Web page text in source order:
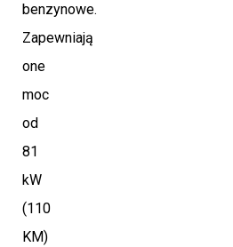
benzynowe.
Zapewniają
one
moc
od
81
kW
(110
KM)